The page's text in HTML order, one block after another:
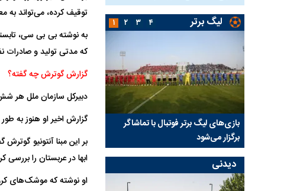
توقیف کرده، می‌تواند به
به نوشته بی بی سی،
که مدتی تولید و صادرات
گزارش گوترش چه گفته؟
دبیرکل سازمان ملل هر
گزارش اخیر او هنوز به
بر این مبنا آنتونیو
ابها در عربستان را بررسی
او نوشته که موشک‌های
لیگ برتر
بازی‌های لیگ برتر فوتبال با تماشاگر
برگزار می‌شود
رقم نجومی رضایتنامه مدافع
پرسپولیس لو رفت
۱ ۲ ۳ ۴
دیدنی